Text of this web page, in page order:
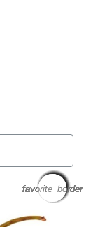
favorite_border
favorite_border
favorite_border
favorite_border
favorite_border
favorite_border
favorite_border
favorite_border
favorite_border
favorite_border
favorite_border
favorite_border